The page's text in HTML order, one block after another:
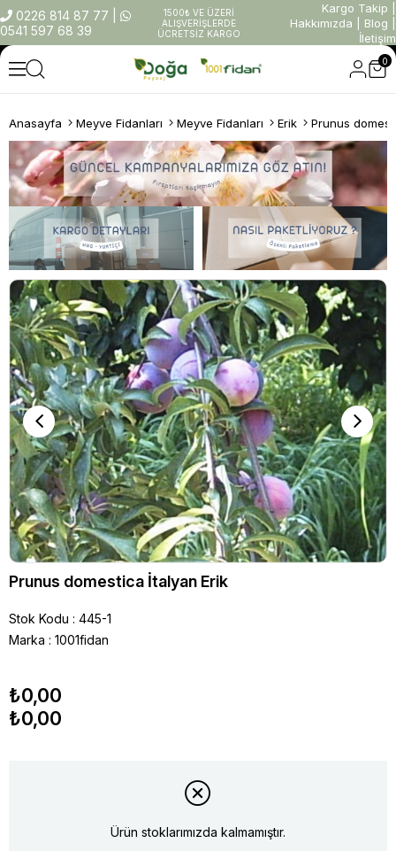
0226 814 87 77
0541 597 68 39
1500₺ VE ÜZERİ
ALIŞVERİŞLERDE
ÜCRETSİZ KARGO
Kargo Takip
Hakkımızda
Blog
İletişim
0
Anasayfa Meyve Fidanları Meyve Fidanları Erik Prunus
Prunus domestica İtalyan Erik
Stok Kodu
445-1
Marka : 1001fidan
₺0,00
₺0,00
Ürün stoklarımızda kalmamıştır.